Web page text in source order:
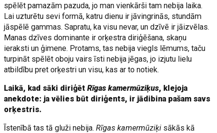
spēlēt pamazām pazuda, jo man vienkārši tam nebija laika.
Lai uzturētu sevi formā, katru dienu ir jāvingrinās, stundām
jāspēlē gammas. Sapratu, ka visu nevar, un dzīvē ir jāizvēlas.
Manas dzīves dominante ir orķestra diriģēšana, skaņu
ieraksti un ģimene. Protams, tas nebija viegls lēmums, taču
turpināt spēlēt oboju vairs īsti nebija jēgas, jo izjutu lielu
atbildību pret orķestri un visu, kas ar to notiek.
Laikā, kad sāki diriģētRīgas kamermūziķus, klejoja
anekdote: ja vēlies būt diriģents, ir jādibina pašam savs
orķestris.
Īstenībā tas tā gluži nebija.Rīgas kamermūziķi sākās kā